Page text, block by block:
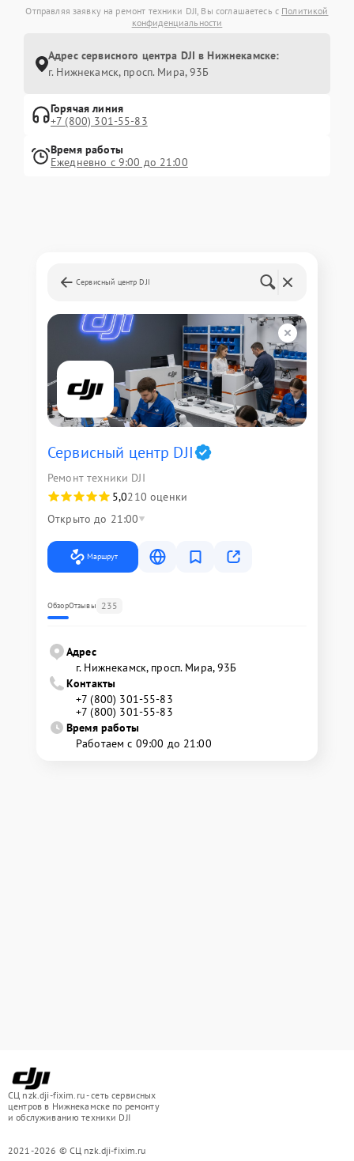
Отправляя заявку на ремонт техники DJI, Вы соглашаетесь с Политикой
конфиденциальности
Адрес сервисного центра DJI в Нижнекамске:
г. Нижнекамск, просп. Мира, 93Б
Горячая линия
+7 (800) 301-55-83
Время работы
Ежедневно с 9:00 до 21:00
Сервисный центр DJI
Сервисный центр DJI
Ремонт техники DJI
5,0210 оценки
Открыто до 21:00
Маршрут
ОбзорОтзывы 235
Адрес
г. Нижнекамск, просп. Мира, 93Б
Контакты
+7 (800) 301-55-83
+7 (800) 301-55-83
Время работы
Работаем с 09:00 до 21:00
СЦ nzk.dji-fixim.ru - сеть сервисных
центров в Нижнекамске по ремонту
и обслуживанию техники DJI
2021-2026 © СЦ nzk.dji-fixim.ru